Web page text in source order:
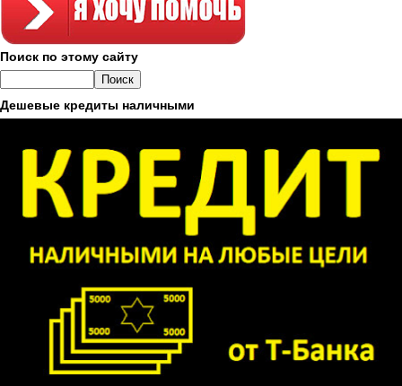
Поиск по этому сайту
Дешевые кредиты наличными